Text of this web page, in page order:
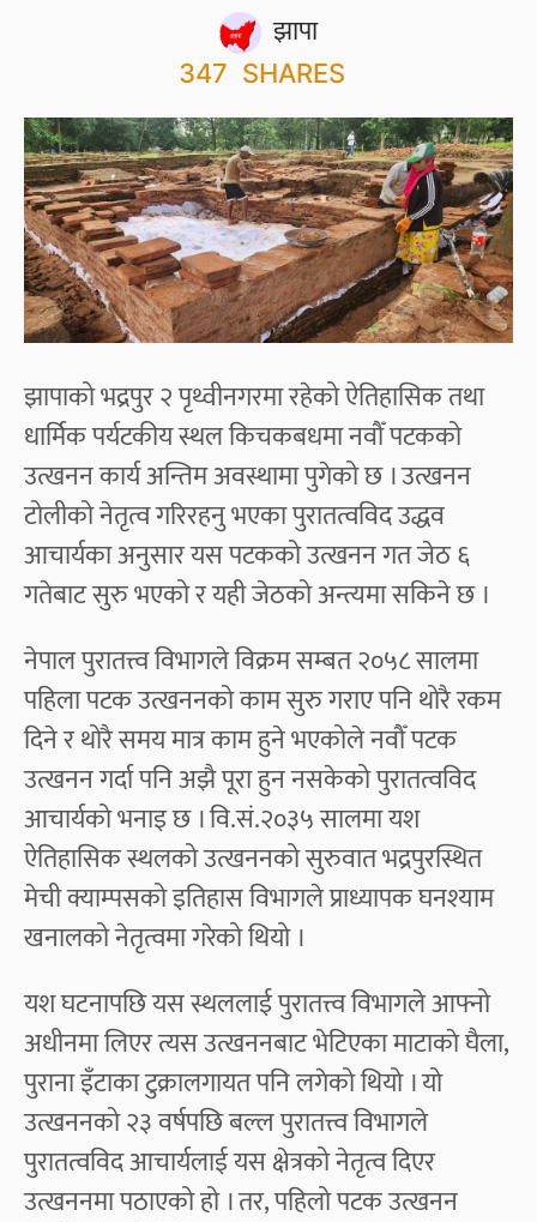
झापा
347 SHARES
झापाको भद्रपुर २ पृथ्वीनगरमा रहेको ऐतिहासिक तथा
धार्मिक पर्यटकीय स्थल किचकबधमा नवौँ पटकको
उत्खनन कार्य अन्तिम अवस्थामा पुगेको छ । उत्खनन
टोलीको नेतृत्व गरिरहनु भएका पुरातत्वविद उद्धव
आचार्यका अनुसार यस पटकको उत्खनन गत जेठ ६
गतेबाट सुरु भएको र यही जेठको अन्त्यमा सकिने छ ।
नेपाल पुरातत्त्व विभागले विक्रम सम्बत २०५८ सालमा
पहिला पटक उत्खननको काम सुरु गराए पनि थोरै रकम
दिने र थोरै समय मात्र काम हुने भएकोले नवौँ पटक
उत्खनन गर्दा पनि अझै पूरा हुन नसकेको पुरातत्वविद
आचार्यको भनाइ छ । वि.सं.२०३५ सालमा यश
ऐतिहासिक स्थलको उत्खननको सुरुवात भद्रपुरस्थित
मेची क्याम्पसको इतिहास विभागले प्राध्यापक घनश्याम
खनालको नेतृत्वमा गरेको थियो ।
यश घटनापछि यस स्थललाई पुरातत्त्व विभागले आफ्नो
अधीनमा लिएर त्यस उत्खननबाट भेटिएका माटाकाे घैला,
पुराना इँटाका टुक्रालगायत पनि लगेको थियो । यो
उत्खननको २३ वर्षपछि बल्ल पुरातत्त्व विभागले
पुरातत्वविद आचार्यलाई यस क्षेत्रको नेतृत्व दिएर
उत्खननमा पठाएको हो । तर, पहिलो पटक उत्खनन